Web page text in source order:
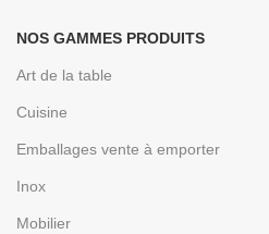
NOS GAMMES PRODUITS
Art de la table
Cuisine
Emballages vente à emporter
Inox
Mobilier